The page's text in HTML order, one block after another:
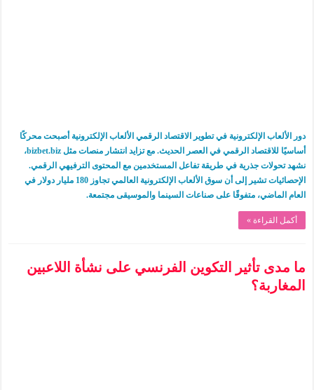
دور الألعاب الإلكترونية في تطوير الاقتصاد الرقمي الألعاب الإلكترونية أصبحت محركًا
أساسيًا للاقتصاد الرقمي في العصر الحديث. مع تزايد انتشار منصات مثل bizbet.biz،
نشهد تحولات جذرية في طريقة تفاعل المستخدمين مع المحتوى الترفيهي الرقمي.
الإحصائيات تشير إلى أن سوق الألعاب الإلكترونية العالمي تجاوز 180 مليار دولار في
العام الماضي، متفوقًا على صناعات السينما والموسيقى مجتمعة.
أكمل القراءة »
ما مدى تأثير التكوين الفرنسي على نشأة اللاعبين
المغاربة؟